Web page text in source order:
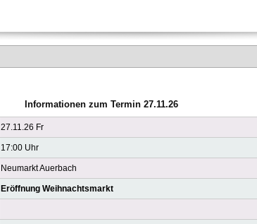
Informationen zum Termin 27.11.26
27.11.26 Fr
17:00 Uhr
Neumarkt Auerbach
Eröffnung Weihnachtsmarkt